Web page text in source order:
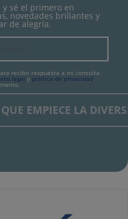
sé el primero en
novedades brillantes y
de alegría.
recibir respuesta a mi consulta.
legal y política de privacidad.